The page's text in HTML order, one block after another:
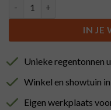
IN JE
Unieke regentonnen
Winkel en showtuin
Eigen werkplaats